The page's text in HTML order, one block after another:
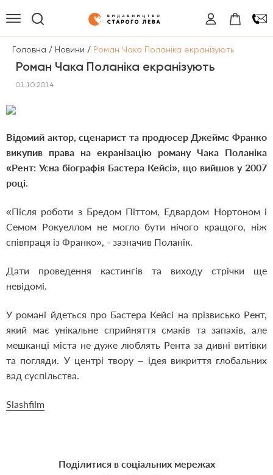
Головна / Новини / Роман Чака Поланіка екранізують
Роман Чака Поланіка екранізують
01.10.2014
Відомий актор, сценарист та продюсер Джеймс Франко
викупив права на екранізацію роману Чака Поланіка
«Рент: Усна біографія Бастера Кейсі», що вийшов у 2007
році.
«Після роботи з Бредом Піттом, Едвардом Нортоном і
Семом Рокуеллом не могло бути нічого кращого, ніж
співпраця із Франко», - зазначив Поланік.
Дати проведення кастингів та виходу стрічки ще
невідомі.
У романі йдеться про Бастера Кейсі на прізвисько Рент,
який має унікальне сприйняття смаків та запахів, але
мешканці міста не дуже люблять Рента за дивні витівки
та погляди. У центрі твору – ідея викриття глобальних
вад суспільства.
Slashfilm
Поділитися в соціальних мережах